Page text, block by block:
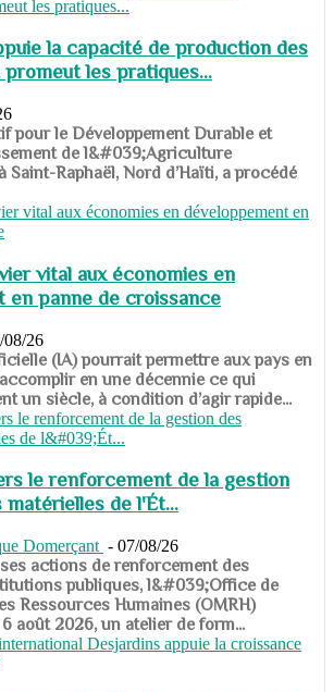
la capacité de production des
les pratiques...
pour le Développement Durable et
de l&#039;Agriculture
Saint-Raphaël, Nord d’Haïti, a procédé
vital aux économies en
en panne de croissance
08/26
(IA) pourrait permettre aux pays en
en une décennie ce qui
un siècle, à condition d’agir rapide...
le renforcement de la gestion
matérielles de l'Ét...
Domerçant - 07/08/26
actions de renforcement des
publiques, l&#039;Office de
Ressources Humaines (OMRH)
août 2026, un atelier de form...